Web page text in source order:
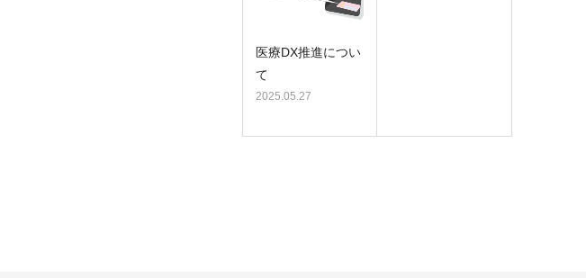
医療DX推進につい
て
2025.05.27